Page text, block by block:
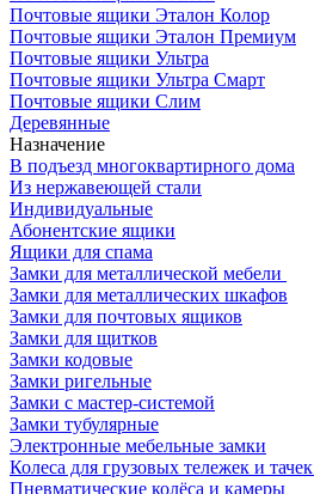
Почтовые ящики Эталон Колор
Почтовые ящики Эталон Премиум
Почтовые ящики Ультра
Почтовые ящики Ультра Смарт
Почтовые ящики Слим
Деревянные
Назначение
В подъезд многоквартирного дома
Из нержавеющей стали
Индивидуальные
Абонентские ящики
Ящики для спама
Замки для металлической мебели
Замки для металлических шкафов
Замки для почтовых ящиков
Замки для щитков
Замки кодовые
Замки ригельные
Замки с мастер-системой
Замки тубулярные
Электронные мебельные замки
Колеса для грузовых тележек и тачек
Пневматические колёса и камеры